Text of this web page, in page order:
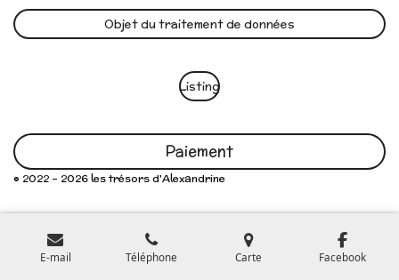
Objet du traitement de données
Listing
Paiement
© 2022 - 2026 les trésors d'Alexandrine
E-mail Téléphone Carte Facebook